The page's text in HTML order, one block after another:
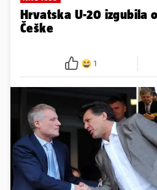
Hrvatska U-20 izgubila
Češke
1